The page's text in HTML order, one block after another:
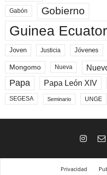
Gabón Gobierno
Guinea
Joven Justicia Jóvenes
Mongomo Nueva
Papa Papa León XIV
SEGESA Seminario UNGE
Privacidad